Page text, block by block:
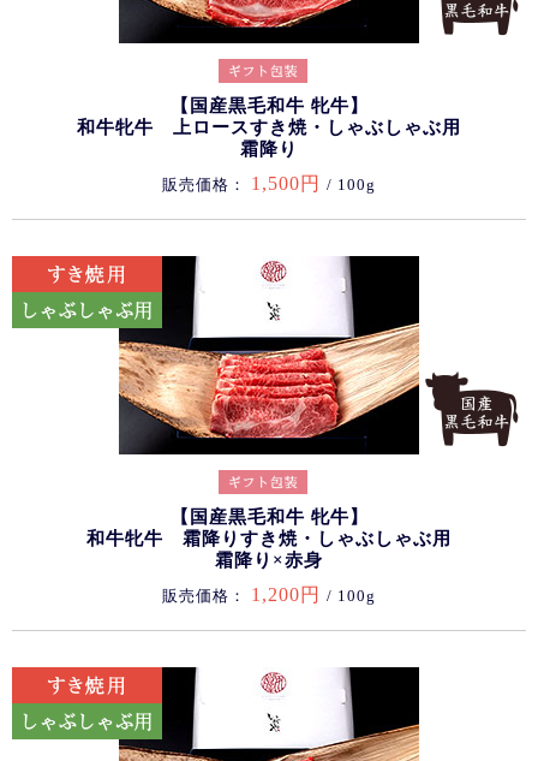
【国産黒毛和牛 牝牛】
和牛牝牛 上ロースすき焼・しゃぶしゃぶ用
霜降り
販売価格： 1,500円 / 100g
【国産黒毛和牛 牝牛】
和牛牝牛 霜降りすき焼・しゃぶしゃぶ用
霜降り×赤身
販売価格： 1,200円 / 100g